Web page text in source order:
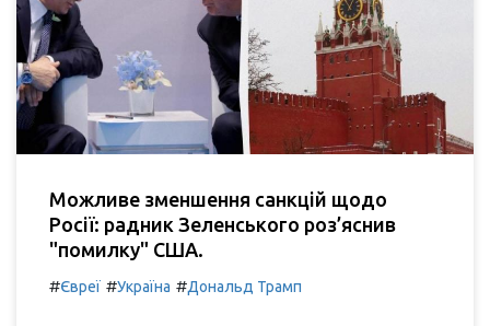
Можливе зменшення санкцій щодо
Росії: радник Зеленського роз’яснив
"помилку" США.
#Євреї #Україна #Дональд Трамп